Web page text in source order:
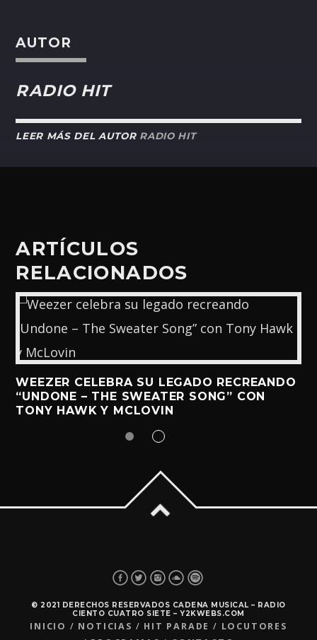
AUTOR
RADIO HIT
LEER MÁS DEL AUTOR RADIO HIT
ARTÍCULOS
RELACIONADOS
WEEZER CELEBRA SU LEGADO RECREANDO
“UNDONE – THE SWEATER SONG” CON
TONY HAWK Y MCLOVIN
© 2021 DERECHOS RESERVADOS CADENA MUSICAL – RADIO
CIENTO CUATRO SIETE – Y2KWEBS.COM
INICIO NOTICIAS HIT PARADE
LOCUTORES